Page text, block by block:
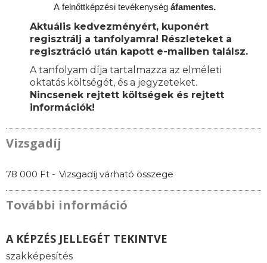
A felnőttképzési tevékenység áfamentes.
Aktuális kedvezményért, kuponért
regisztrálj a tanfolyamra! Részleteket a
regisztráció után kapott e-mailben találsz.
A tanfolyam díja tartalmazza az elméleti
oktatás költségét, és a jegyzeteket.
Nincsenek rejtett költségek és rejtett
információk!
Vizsgadíj
78 000 Ft - Vizsgadíj várható összege
További információ
A KÉPZÉS JELLEGÉT TEKINTVE
szakképesítés